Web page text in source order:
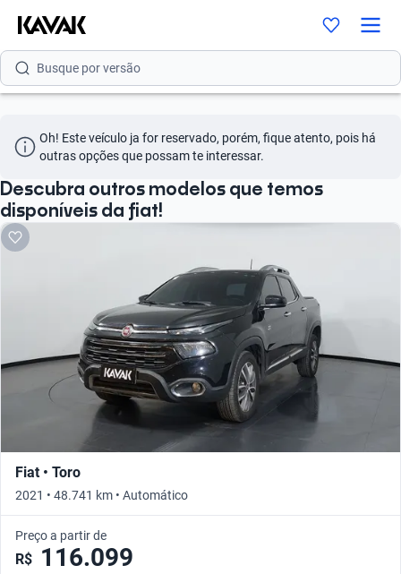
Busque por modelo
Busque por versão
Busque por marca
Busque por modelo
Busque por versão
Oh! Este veículo ja for reservado, porém, fique atento, pois há
outras opções que possam te interessar.
Descubra outros modelos que temos
disponíveis da fiat!
Fiat • Toro
2021 • 48.741 km • Automático
Preço a partir de
R$ 116.099